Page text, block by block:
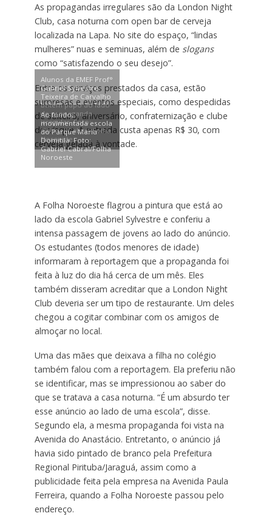
As propagandas irregulares são da London Night
Club, casa noturna com open bar de cerveja
localizada na Lapa. No site do espaço, “lindas
mulheres” nuas e seminuas, além de slogans
como “satisfazendo o seu desejo”.
Entre os serviços prestados da casa, estão
surpresas e eventos especiais, como despedidas
de solteiro, aniversário, confraternização e clube
do uísque. A entrada custa apenas R$ 30, com
cerveja gelada à vontade.
Alunos da EMEF Prof°
Gabriel Sylvestre
Teixeira de Carvalho
batem papo ao lado
de propaganda
irregular. Foto:
Gabriel Cabral/Folha
Noroeste
Ao fundo,
movimentada escola
do Parque Maria
Domitila. Foto:
Gabriel Cabral/Folha
Noroeste
A Folha Noroeste flagrou a pintura que está ao
lado da escola Gabriel Sylvestre e conferiu a
intensa passagem de jovens ao lado do anúncio.
Os estudantes (todos menores de idade)
informaram à reportagem que a propaganda foi
feita à luz do dia há cerca de um mês. Eles
também disseram acreditar que a London Night
Club deveria ser um tipo de restaurante. Um deles
chegou a cogitar combinar com os amigos de
almoçar no local.
Uma das mães que deixava a filha no colégio
também falou com a reportagem. Ela preferiu não
se identificar, mas se impressionou ao saber do
que se tratava a casa noturna. “É um absurdo ter
esse anúncio ao lado de uma escola”, disse.
Segundo ela, a mesma propaganda foi vista na
Avenida do Anastácio. Entretanto, o anúncio já
havia sido pintado de branco pela Prefeitura
Regional Pirituba/Jaraguá, assim como a
publicidade feita pela empresa na Avenida Paula
Ferreira, quando a Folha Noroeste passou pelo
endereço.